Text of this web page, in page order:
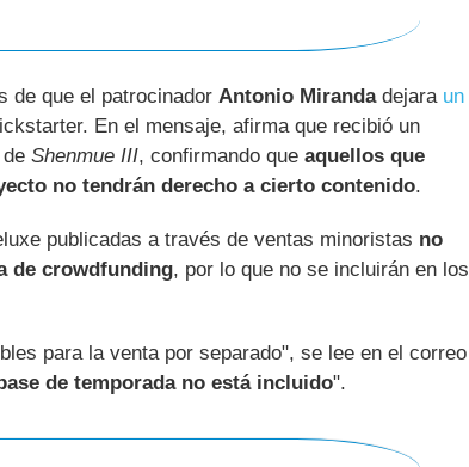
de que el patrocinador Antonio Mirandadejara un
En el mensaje, afirma que recibió un
Shenmue III, confirmando que aquellos que
no tendrán derecho a cierto contenido.
publicadas a través de ventas minoristas no
de crowdfunding, por lo que no se incluirán en los
para la venta por separado", se lee en el correo
de temporada no está incluido".